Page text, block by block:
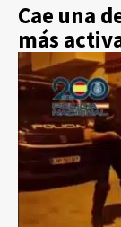
Cae una
más